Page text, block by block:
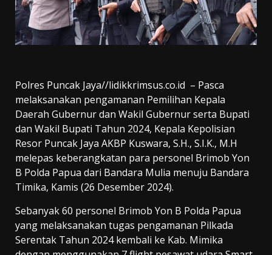
Polres Puncak Jaya//lidikkrimsus.co.id – Pasca
melaksanakan pengamanan Pemilihan Kepala
Daerah Gubernur dan Wakil Gubernur serta Bupati
dan Wakil Bupati Tahun 2024, Kepala Kepolisian
Resor Puncak Jaya AKBP Kuswara, S.H., S.I.K., M.H
melepas keberangkatan para personel Brimob Yon
B Polda Papua dari Bandara Mulia menuju Bandara
Timika, Kamis (26 Desember 2024).
Sebanyak 60 personel Brimob Yon B Polda Papua
yang melaksanakan tugas pengamanan Pilkada
Serentak Tahun 2024 kembali ke Kab. Mimika